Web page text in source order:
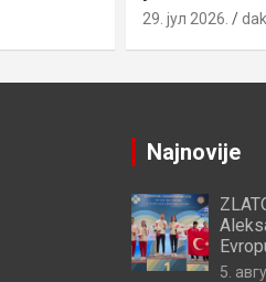
29. јул 2026.
Najnovije
5.